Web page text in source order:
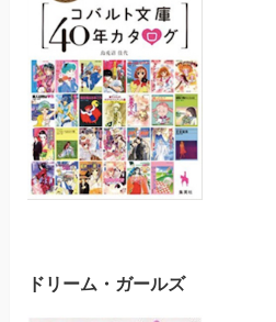
ドリーム・ガールズ